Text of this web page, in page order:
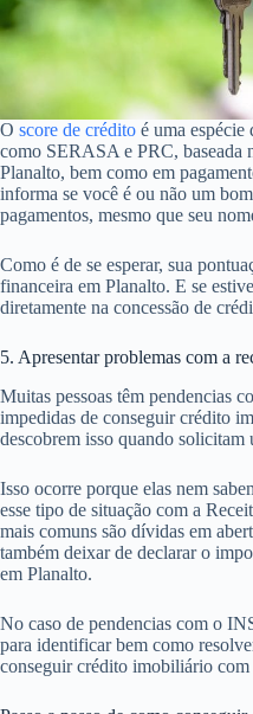
O score de crédito é uma espécie
como SERASA e PRC, baseada
Planalto, bem como em
informa se você é ou não um
pagamentos, mesmo que seu
Como é de se esperar, sua
financeira em Planalto. E se
diretamente na concessão de
5. Apresentar problemas com a
Muitas pessoas têm pendencias
impedidas de conseguir crédito
descobrem isso quando solicitam
Isso ocorre porque elas nem
esse tipo de situação com a
mais comuns são dívidas em
também deixar de declarar o
em Planalto.
No caso de pendencias com o
para identificar bem como
conseguir crédito imobiliário